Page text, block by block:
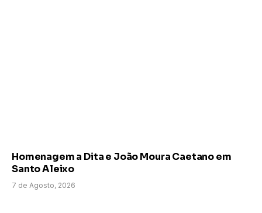
Homenagem a Dita e João Moura Caetano em
Santo Aleixo
7 de Agosto, 2026